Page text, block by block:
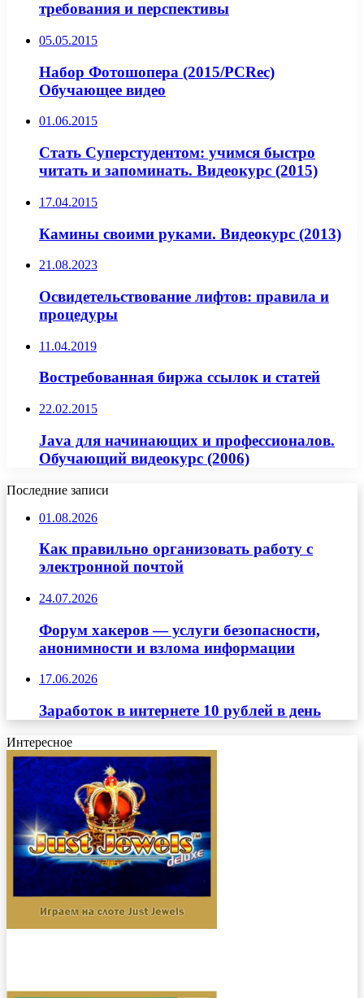
требования и перспективы
05.05.2015
Набор Фотошопера (2015/PCRec)
Обучающее видео
01.06.2015
Стать Суперстудентом: учимся быстро
читать и запоминать. Видеокурс (2015)
17.04.2015
Камины своими руками. Видеокурс (2013)
21.08.2023
Освидетельствование лифтов: правила и
процедуры
11.04.2019
Востребованная биржа ссылок и статей
22.02.2015
Java для начинающих и профессионалов.
Обучающий видеокурс (2006)
Последние записи
01.08.2026
Как правильно организовать работу с
электронной почтой
24.07.2026
Форум хакеров — услуги безопасности,
анонимности и взлома информации
17.06.2026
Заработок в интернете 10 рублей в день
Интересное